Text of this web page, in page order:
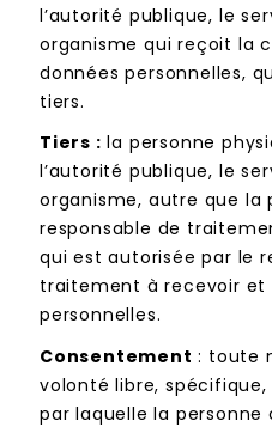
l’autorité publique, le
organisme qui reçoit la
données personnelles,
tiers.
Tiers : la personne
l’autorité publique, le
organisme, autre que la
responsable de
qui est autorisée par le
traitement à recevoir et
personnelles.
Consentement : toute
volonté libre,
par laquelle la